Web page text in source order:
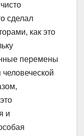
сделал
как это
перемены
и